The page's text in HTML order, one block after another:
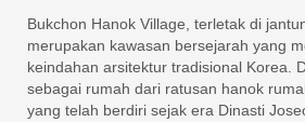
Bukchon Hanok Village, terletak di
merupakan kawasan bersejarah yang
keindahan arsitektur tradisional Korea.
sebagai rumah dari ratusan hanok
yang telah berdiri sejak era Dinasti